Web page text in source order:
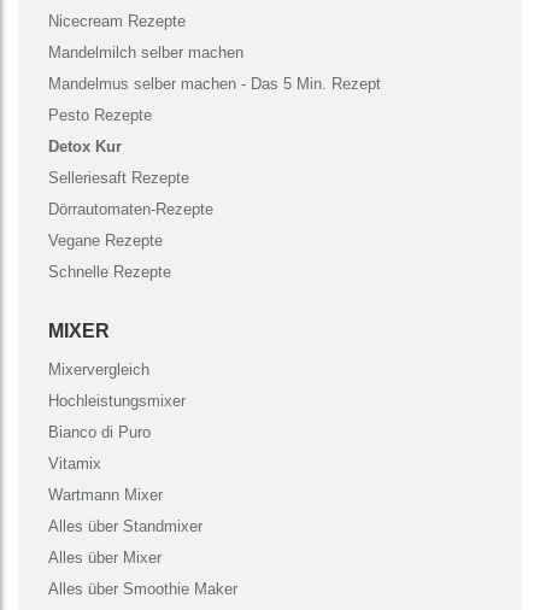
Nicecream Rezepte
Mandelmilch selber machen
Mandelmus selber machen - Das 5 Min. Rezept
Pesto Rezepte
Detox Kur
Selleriesaft Rezepte
Dörrautomaten-Rezepte
Vegane Rezepte
Schnelle Rezepte
MIXER
Mixervergleich
Hochleistungsmixer
Bianco di Puro
Vitamix
Wartmann Mixer
Alles über Standmixer
Alles über Mixer
Alles über Smoothie Maker